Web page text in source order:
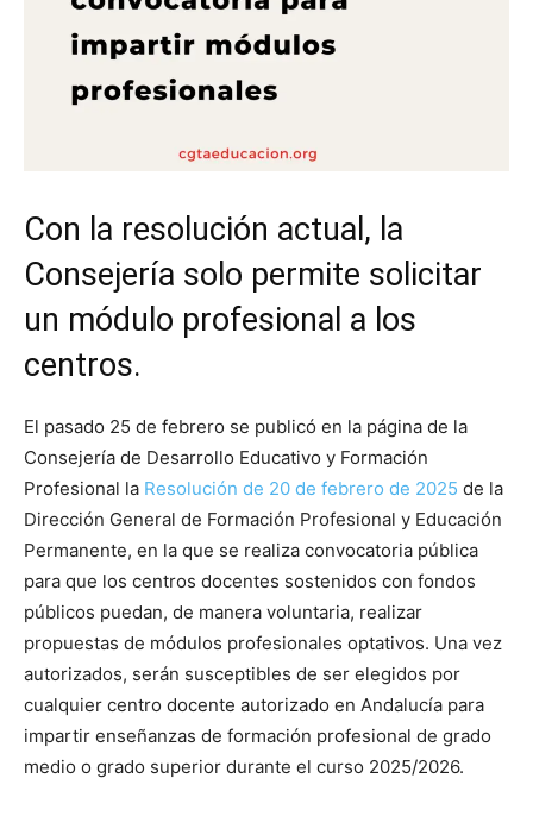
Con la resolución actual, la
Consejería solo permite solicitar
un módulo profesional a los
centros.
El pasado 25 de febrero se publicó en la página de la
Consejería de Desarrollo Educativo y Formación
Profesional la Resolución de 20 de febrero de 2025 de la
Dirección General de Formación Profesional y Educación
Permanente, en la que se realiza convocatoria pública
para que los centros docentes sostenidos con fondos
públicos puedan, de manera voluntaria, realizar
propuestas de módulos profesionales optativos. Una vez
autorizados, serán susceptibles de ser elegidos por
cualquier centro docente autorizado en Andalucía para
impartir enseñanzas de formación profesional de grado
medio o grado superior durante el curso 2025/2026.